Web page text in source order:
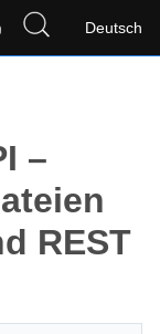
Deutsch
–
REST